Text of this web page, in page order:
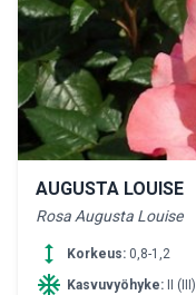
AUGUSTA LOUISE
Rosa Augusta Louise
height Korkeus: 0,8-1,2
ac_unit Kasvuvyöhyke: II (III)